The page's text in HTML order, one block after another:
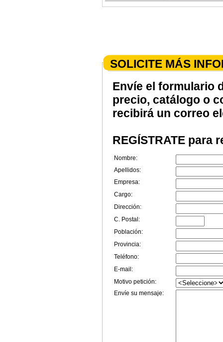
SOLICITE MÁS
Envíe el formulario
precio, catálogo o
recibirá un correo
REGÍSTRATE para
Nombre:
Apellidos:
Empresa:
Cargo:
Dirección:
C. Postal:
Población:
Provincia:
Teléfono:
E-mail:
Motivo petición:
Envíe su mensaje: